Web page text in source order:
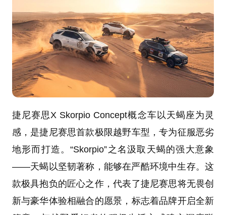
捷尼赛思X Skorpio Concept概念车以天蝎座为灵
感，是捷尼赛思首款极限越野车型，专为征服恶劣
地形而打造。“Skorpio”之名汲取天蝎的强大意象
——天蝎以坚韧著称，能够在严酷环境中生存。这
款极具抱负的匠心之作，代表了捷尼赛思将无畏创
新与豪华体验相融合的愿景，标志着品牌开启全新